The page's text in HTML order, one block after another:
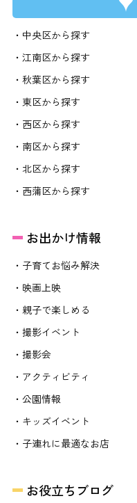
・中央区から探す
・江南区から探す
・秋葉区から探す
・東区から探す
・西区から探す
・南区から探す
・北区から探す
・西蒲区から探す
お出かけ情報
・子育てお悩み解決
・映画上映
・親子で楽しめる
・撮影イベント
・撮影会
・アクティビティ
・公園情報
・キッズイベント
・子連れに最適なお店
お役立ちブログ